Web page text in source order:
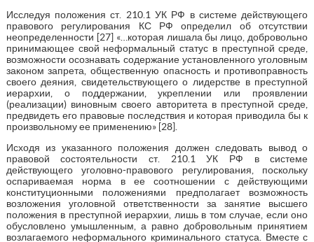
Исследуя положения ст. 210.1 УК РФ в системе действующего
правового регулирования КС РФ определил об отсутствии
неопределенности [27] «…которая лишала бы лицо, добровольно
принимающее свой неформальный статус в преступной среде,
возможности осознавать содержание установленного уголовным
законом запрета, общественную опасность и противоправность
своего деяния, свидетельствующего о лидерстве в преступной
иерархии, о поддержании, укреплении или проявлении
(реализации) виновным своего авторитета в преступной среде,
предвидеть его правовые последствия и которая приводила бы к
произвольному ее применению» [28].
Исходя из указанного положения должен следовать вывод о
правовой состоятельности ст. 210.1 УК РФ в системе
действующего уголовно-правового регулирования, поскольку
оспариваемая норма в ее соотношении с действующими
конституционными положениями предполагает возможность
возложения уголовной ответственности за занятие высшего
положения в преступной иерархии, лишь в том случае, если оно
обусловлено умышленным, а равно добровольным принятием
возлагаемого неформального криминального статуса. Вместе с